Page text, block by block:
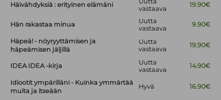
Häivähdyksiä : erityinen elämäni
vastaava
19.90€
Hän rakastaa minua
Uutta
vastaava
9.90€
Häpeä! - nöyryyttämisen ja
häpeämisen jäljillä
Uutta
vastaava
19.90€
IDEA IDEA -kirja
Uutta
vastaava
14.90€
Idiootit ympärilläni - Kuinka ymmärtää
muita ja itseään
Hyvä 16.90€